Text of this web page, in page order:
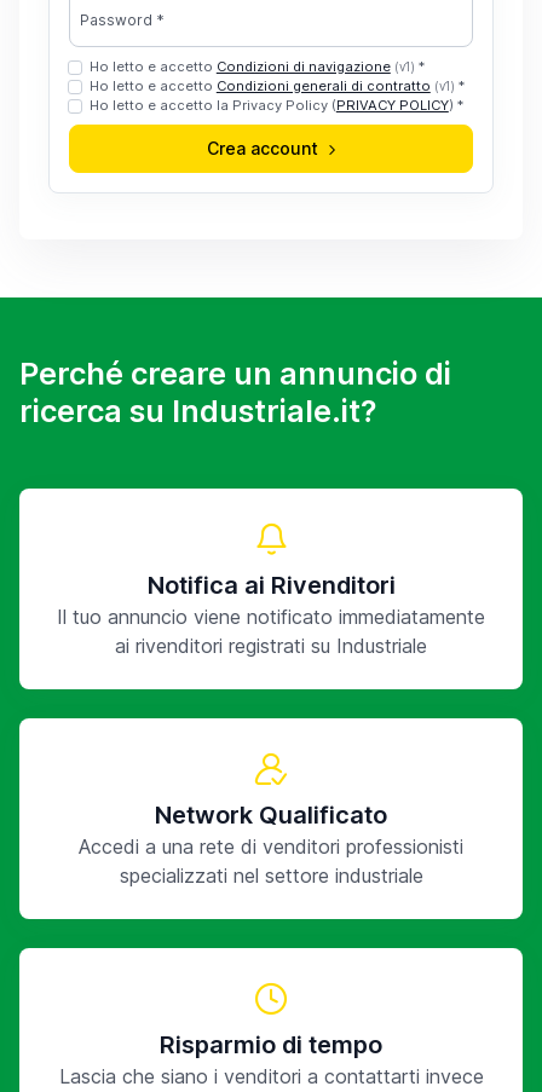
Password *
Ho letto e accetto Condizioni di navigazione (v1) *
Ho letto e accetto Condizioni generali di contratto (v1) *
Ho letto e accetto la Privacy Policy (PRIVACY POLICY) *
Crea account
Perché creare un annuncio di
ricerca su Industriale.it?
Notifica ai Rivenditori
Il tuo annuncio viene notificato immediatamente
ai rivenditori registrati su Industriale
Network Qualificato
Accedi a una rete di venditori professionisti
specializzati nel settore industriale
Risparmio di tempo
Lascia che siano i venditori a contattarti invece